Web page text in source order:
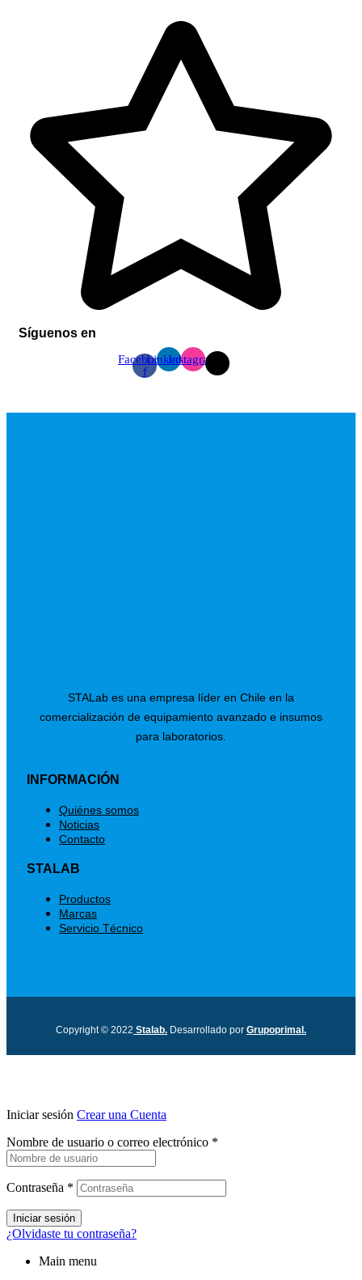
Síguenos en
Facebook-
f
LinkedinInstagram
STALab es una empresa líder en Chile en la
comercialización de equipamiento avanzado e insumos
para laboratorios.
INFORMACIÓN
Menú
Quiénes somos
Noticias
Contacto
STALAB
Menú
Productos
Marcas
Servicio Técnico
Copyright © 2022 Stalab. Desarrollado por Grupoprimal.
Iniciar sesión Crear una Cuenta
Nombre de usuario o correo electrónico *
Contraseña *
Iniciar sesión
¿Olvidaste tu contraseña?
Main menu